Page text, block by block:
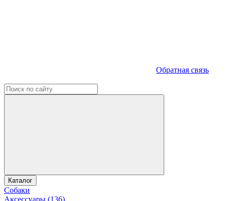
Обратная связь
Каталог
Собаки
Аксессуары (136)